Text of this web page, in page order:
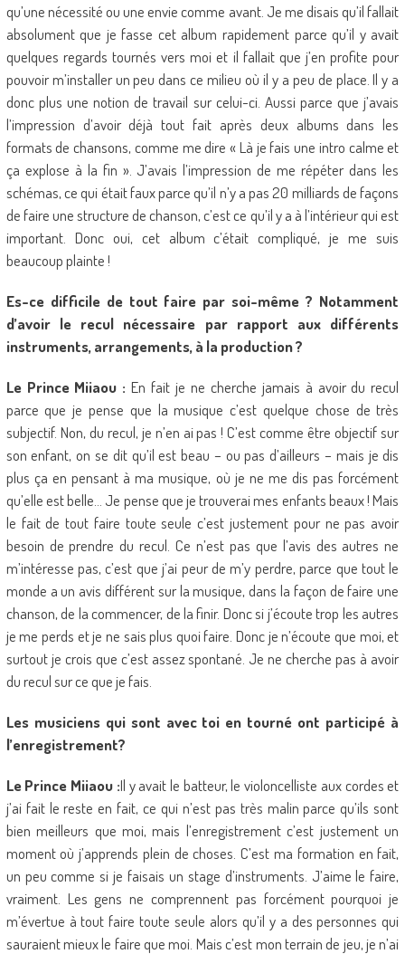
qu’une nécessité ou une envie comme avant. Je me disais qu’il fallait
absolument que je fasse cet album rapidement parce qu’il y avait
quelques regards tournés vers moi et il fallait que j’en profite pour
pouvoir m’installer un peu dans ce milieu où il y a peu de place. Il y a
donc plus une notion de travail sur celui-ci. Aussi parce que j’avais
l’impression d’avoir déjà tout fait après deux albums dans les
formats de chansons, comme me dire « Là je fais une intro calme et
ça explose à la fin ». J’avais l’impression de me répéter dans les
schémas, ce qui était faux parce qu’il n’y a pas 20 milliards de façons
de faire une structure de chanson, c’est ce qu’il y a à l’intérieur qui est
important. Donc oui, cet album c’était compliqué, je me suis
beaucoup plainte !
Es-ce difficile de tout faire par soi-même ? Notamment
d’avoir le recul nécessaire par rapport aux différents
instruments, arrangements, à la production ?
Le Prince Miiaou : En fait je ne cherche jamais à avoir du recul
parce que je pense que la musique c’est quelque chose de très
subjectif. Non, du recul, je n’en ai pas ! C’est comme être objectif sur
son enfant, on se dit qu’il est beau – ou pas d’ailleurs – mais je dis
plus ça en pensant à ma musique, où je ne me dis pas forcément
qu’elle est belle… Je pense que je trouverai mes enfants beaux ! Mais
le fait de tout faire toute seule c’est justement pour ne pas avoir
besoin de prendre du recul. Ce n’est pas que l’avis des autres ne
m’intéresse pas, c’est que j’ai peur de m’y perdre, parce que tout le
monde a un avis différent sur la musique, dans la façon de faire une
chanson, de la commencer, de la finir. Donc si j’écoute trop les autres
je me perds et je ne sais plus quoi faire. Donc je n’écoute que moi, et
surtout je crois que c’est assez spontané. Je ne cherche pas à avoir
du recul sur ce que je fais.
Les musiciens qui sont avec toi en tourné ont participé à
l’enregistrement?
Le Prince Miiaou :Il y avait le batteur, le violoncelliste aux cordes et
j’ai fait le reste en fait, ce qui n’est pas très malin parce qu’ils sont
bien meilleurs que moi, mais l’enregistrement c’est justement un
moment où j’apprends plein de choses. C’est ma formation en fait,
un peu comme si je faisais un stage d’instruments. J’aime le faire,
vraiment. Les gens ne comprennent pas forcément pourquoi je
m’évertue à tout faire toute seule alors qu’il y a des personnes qui
sauraient mieux le faire que moi. Mais c’est mon terrain de jeu, je n’ai